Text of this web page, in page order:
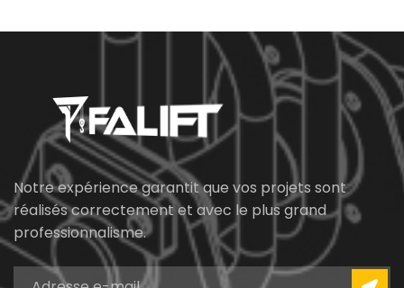
Notre expérience garantit que vos projets sont
réalisés correctement et avec le plus grand
professionnalisme.